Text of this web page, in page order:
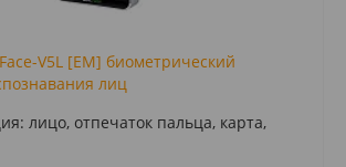
V5L [EM] биометрический
лиц
лицо, отпечаток пальца, карта,